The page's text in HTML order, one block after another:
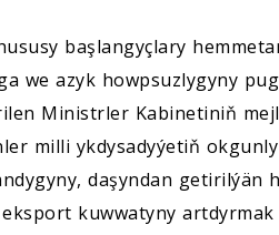
başlangyçlary
we azyk howpsuzlygyny
Ministrler Kabinetiniň
milli ykdysadyýetiň
daşyndan
kuwwatyny artdyrmak